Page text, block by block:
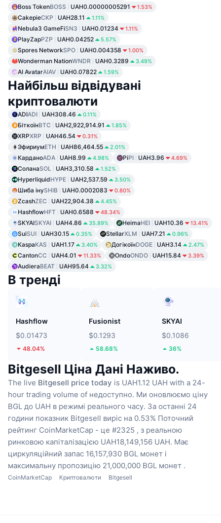
Boss TokenBOSS UAH0.00000005291 1.53%
CakepieCKP UAH28.11 1.11%
Nebula3 GameFiSN3 UAH0.01234 1.11%
PlayZapPZP UAH0.04252 5.57%
Spores NetworkSPO UAH0.004358 1.00%
Wonderman NationWNDR UAH0.3289 3.49%
AI AvatarAIAV UAH0.07822 1.59%
Найбільш відвідувані
криптовалюти
ADIADI UAH308.46 0.11%
БіткоїнBTC UAH2,922,914.91 1.85%
XRPXRP UAH46.54 0.31%
ЭфириумETH UAH86,464.55 2.01%
КарданоADA UAH8.99 4.98% PiPI UAH3.96 4.69%
СоланаSOL UAH3,310.58 1.52%
HyperliquidHYPE UAH2,537.59 3.50%
Шиба інуSHIB UAH0.0002083 0.80%
ZcashZEC UAH22,904.38 4.45%
HashflowHFT UAH0.6588 48.34%
SKYAISKYAI UAH4.86 35.89% HeimaHEI UAH10.36 13.41%
SuiSUI UAH30.15 0.35% StellarXLM UAH7.21 0.96%
KaspaKAS UAH1.17 3.40% ДогікоїнDOGE UAH3.14 2.47%
CantonCC UAH4.01 11.33% OndoONDO UAH15.84 3.39%
AudieraBEAT UAH95.64 3.32%
В тренді
Hashflow
$0.01473
48.04%
Fusionist
$0.1293
58.68%
SKYAI
$0.1086
36%
Bitgesell Ціна Дані Наживо.
The live Bitgesell price today is UAH1.12 UAH with a 24-
hour trading volume of недоступно. Ми оновлюємо ціну
BGL до UAH в режимі реального часу. За останні 24
години показник Bitgesell виріс на 0.53% Поточний
рейтинг CoinMarketCap - це #2325 , з реальною
ринковою капіталізацією UAH18,149,156 UAH. Має
циркуляційний запас 16,157,930 BGL монет і
максимальну пропозицію 21,000,000 BGL монет .
CoinMarketCap Криптовалюти Bitgesell